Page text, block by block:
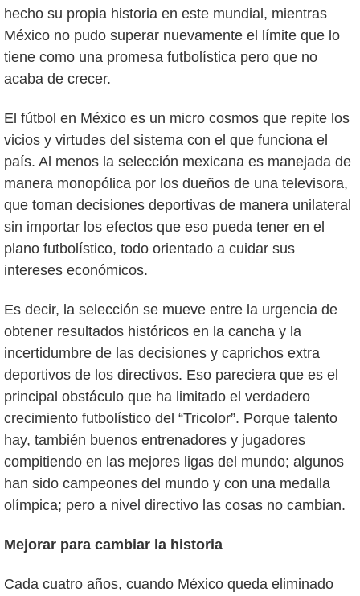
hecho su propia historia en este mundial, mientras
México no pudo superar nuevamente el límite que lo
tiene como una promesa futbolística pero que no
acaba de crecer.
El fútbol en México es un micro cosmos que repite los
vicios y virtudes del sistema con el que funciona el
país. Al menos la selección mexicana es manejada de
manera monopólica por los dueños de una televisora,
que toman decisiones deportivas de manera unilateral
sin importar los efectos que eso pueda tener en el
plano futbolístico, todo orientado a cuidar sus
intereses económicos.
Es decir, la selección se mueve entre la urgencia de
obtener resultados históricos en la cancha y la
incertidumbre de las decisiones y caprichos extra
deportivos de los directivos. Eso pareciera que es el
principal obstáculo que ha limitado el verdadero
crecimiento futbolístico del “Tricolor”. Porque talento
hay, también buenos entrenadores y jugadores
compitiendo en las mejores ligas del mundo; algunos
han sido campeones del mundo y con una medalla
olímpica; pero a nivel directivo las cosas no cambian.
Mejorar para cambiar la historia
Cada cuatro años, cuando México queda eliminado